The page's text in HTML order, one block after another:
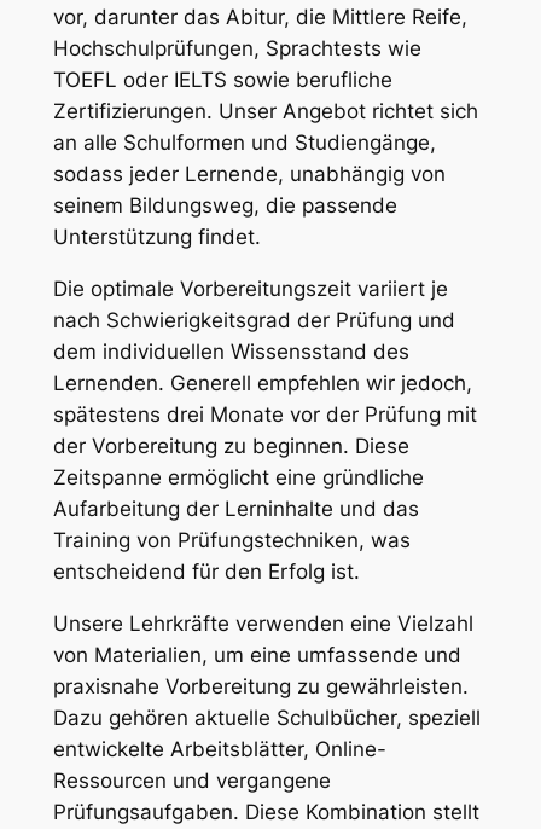
vor, darunter das Abitur, die Mittlere Reife,
Hochschulprüfungen, Sprachtests wie
TOEFL oder IELTS sowie berufliche
Zertifizierungen. Unser Angebot richtet sich
an alle Schulformen und Studiengänge,
sodass jeder Lernende, unabhängig von
seinem Bildungsweg, die passende
Unterstützung findet.
Die optimale Vorbereitungszeit variiert je
nach Schwierigkeitsgrad der Prüfung und
dem individuellen Wissensstand des
Lernenden. Generell empfehlen wir jedoch,
spätestens drei Monate vor der Prüfung mit
der Vorbereitung zu beginnen. Diese
Zeitspanne ermöglicht eine gründliche
Aufarbeitung der Lerninhalte und das
Training von Prüfungstechniken, was
entscheidend für den Erfolg ist.
Unsere Lehrkräfte verwenden eine Vielzahl
von Materialien, um eine umfassende und
praxisnahe Vorbereitung zu gewährleisten.
Dazu gehören aktuelle Schulbücher, speziell
entwickelte Arbeitsblätter, Online-
Ressourcen und vergangene
Prüfungsaufgaben. Diese Kombination stellt